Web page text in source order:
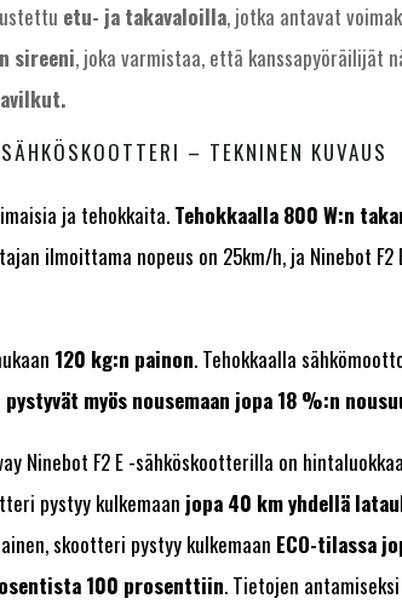
etu- ja takavaloilla, jotka antavat
sireeni, joka varmistaa, että kanssapyöräilijät
– TEKNINEN KUVAUS
ja tehokkaita. Tehokkaalla 800 W:n
ilmoittama nopeus on 25km/h, ja Ninebot
120 kg:n painon. Tehokkaalla
pystyvät myös nousemaan jopa 18 %:n
Ninebot F2 E -sähköskootterilla on
pystyy kulkemaan jopa 40 km yhdellä
skootteri pystyy kulkemaan ECO-tilassa
100 prosenttiin. Tietojen